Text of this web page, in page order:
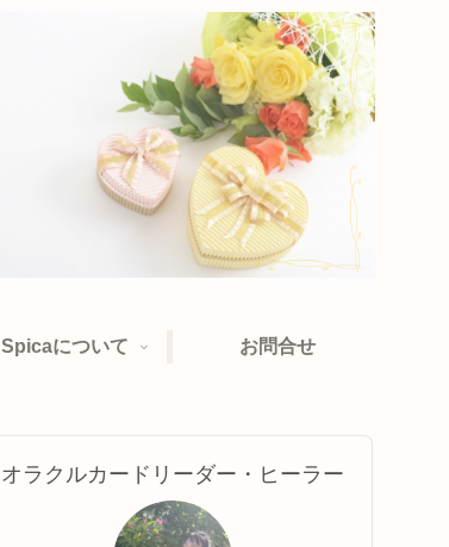
Spicaについて お問合せ
オラクルカードリーダー・ヒーラー